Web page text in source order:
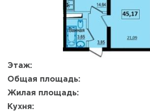
Этаж:
Общая площадь:
Жилая площадь:
Кухня:
Да, удалить Отмена